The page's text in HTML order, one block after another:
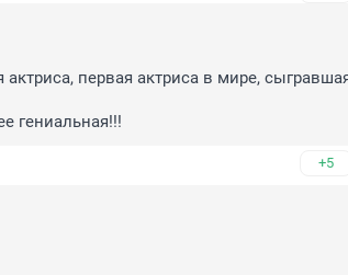
первая актриса в мире,
гениальная!!!
+5